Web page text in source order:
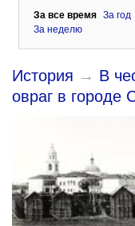
За все время За год
За неделю
История → В
овраг в городе